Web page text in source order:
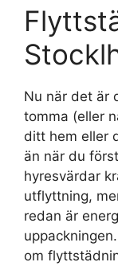
Nu när det är
tomma (eller
ditt hem eller
än när du
hyresvärdar
utflyttning,
redan är
om